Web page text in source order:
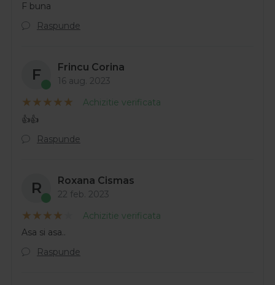
F buna
Raspunde
F Frincu Corina
16 aug. 2023
Achizitie verificata
👍👍
Raspunde
R Roxana Cismas
22 feb. 2023
Achizitie verificata
Asa si asa..
Raspunde